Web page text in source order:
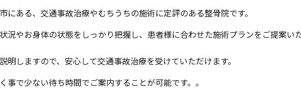
にある、交通事故治療やむちうちの施術に定評のある整骨院です。
況やお身体の状態をしっかり把握し、患者様に合わせた施術プランをご提案い
明しますので、安心して交通事故治療を受けていただけます。
事で少ない待ち時間でご案内することが可能です。。